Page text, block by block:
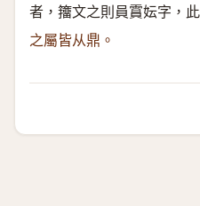
者，籒文之則員霣妘字，
之屬皆从鼎。